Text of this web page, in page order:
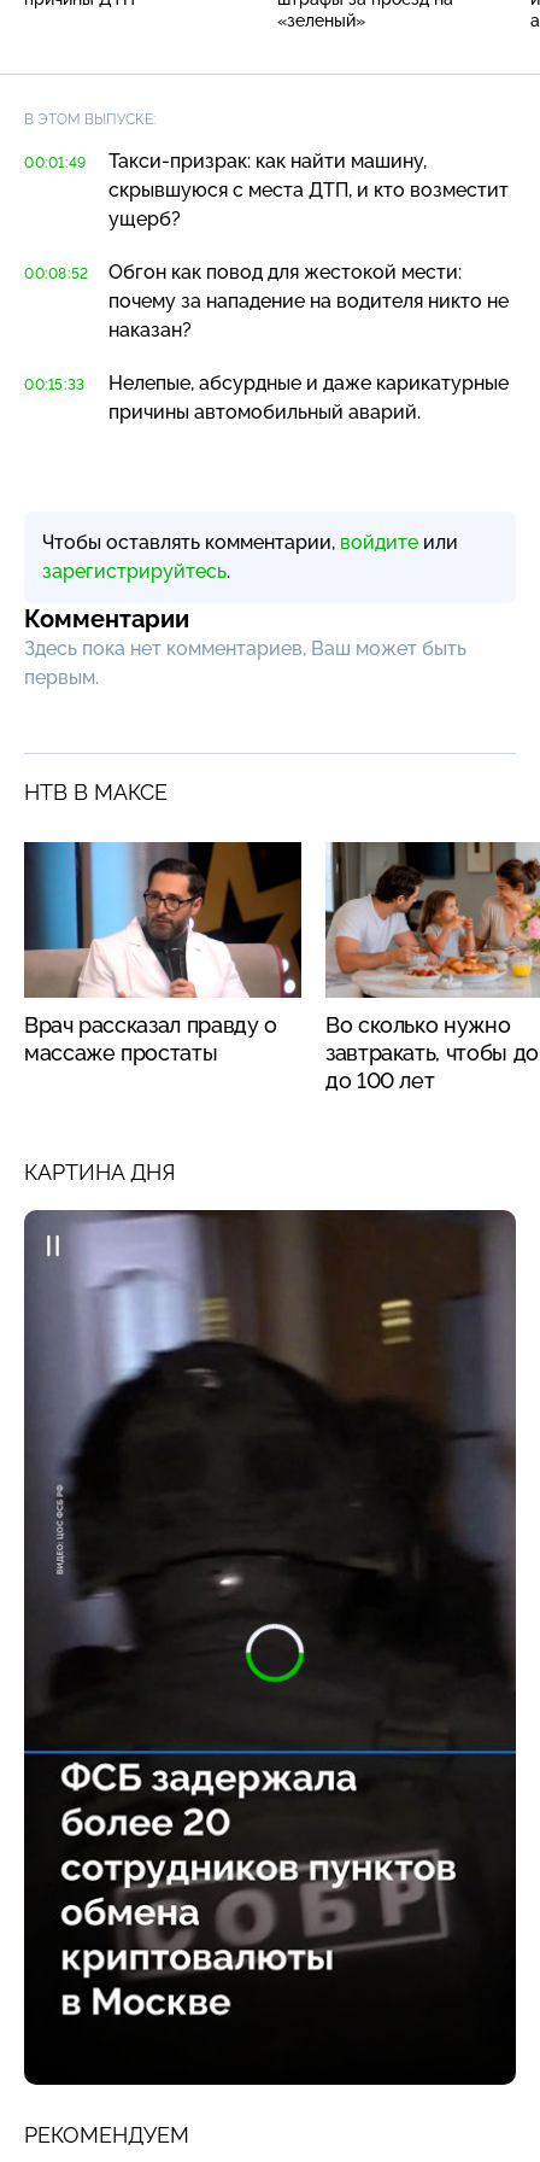
«зеленый»
В ЭТОМ ВЫПУСКЕ:
00:01:49 Такси-призрак: как найти машину,
скрывшуюся с места ДТП, и кто возместит
ущерб?
00:08:52
Обгон как повод для жестокой мести:
почему за нападение на водителя никто не
наказан?
00:15:33
Нелепые, абсурдные и даже карикатурные
причины автомобильный аварий.
Чтобы оставлять комментарии, войдите или
зарегистрируйтесь.
Комментарии
Здесь пока нет комментариев, Ваш может быть
первым.
НТВ В МАКСЕ
Врач рассказал правду о
массаже простаты
Во сколько нужно
завтракать, чтобы
до 100 лет
КАРТИНА ДНЯ
РЕКОМЕНДУЕМ